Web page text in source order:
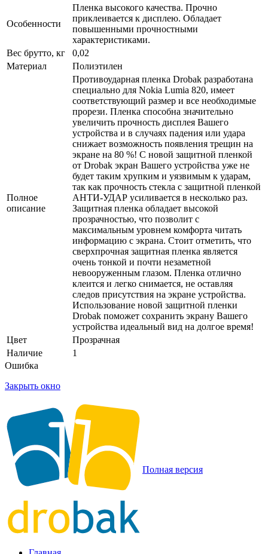
Особенности
Пленка высокого качества. Прочно
приклеивается к дисплею. Обладает
повышенными прочностными
характеристиками.
Вес брутто, кг
0,02
Материал
Полиэтилен
Полное
описание
Противоударная пленка Drobak разработана
специально для Nokia Lumia 820, имеет
соответствующий размер и все необходимые
прорези. Пленка способна значительно
увеличить прочность дисплея Вашего
устройства и в случаях падения или удара
снижает возможность появления трещин на
экране на 80 %! С новой защитной пленкой
от Drobak экран Вашего устройства уже не
будет таким хрупким и уязвимым к ударам,
так как прочность стекла с защитной пленкой
АНТИ-УДАР усиливается в несколько раз.
Защитная пленка обладает высокой
прозрачностью, что позволит с
максимальным уровнем комфорта читать
информацию с экрана. Стоит отметить, что
сверхпрочная защитная пленка является
очень тонкой и почти незаметной
невооруженным глазом. Пленка отлично
клеится и легко снимается, не оставляя
следов присутствия на экране устройства.
Использование новой защитной пленки
Drobak поможет сохранить экрану Вашего
устройства идеальный вид на долгое время!
Цвет
Прозрачная
Наличие
1
Ошибка
Закрыть окно
Полная версия